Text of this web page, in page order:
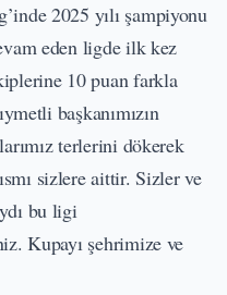
2025 yılı şampiyonu
eden ligde ilk kez
10 puan farkla
başkanımızın
terlerini dökerek
sizlere aittir. Sizler ve
bu ligi
Kupayı şehrimize ve